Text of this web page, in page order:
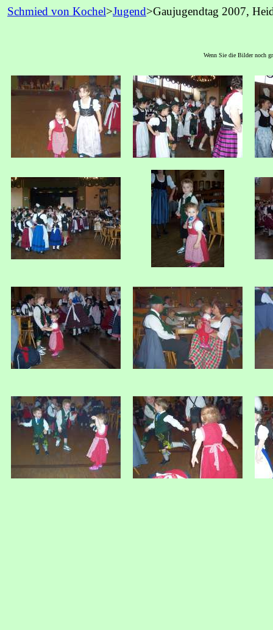
Schmied von Kochel>Jugend>Gaujugendtag 2007,
Wenn Sie die Bilder noch